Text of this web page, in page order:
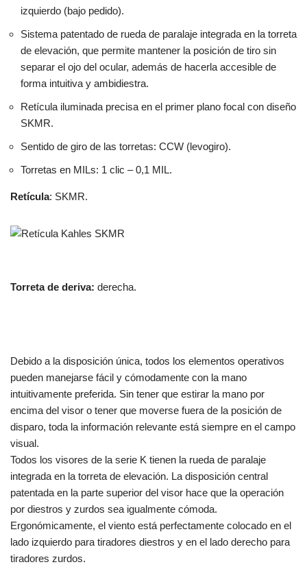
izquierdo (bajo pedido).
Sistema patentado de rueda de paralaje integrada en la torreta
de elevación, que permite mantener la posición de tiro sin
separar el ojo del ocular, además de hacerla accesible de
forma intuitiva y ambidiestra.
Retícula iluminada precisa en el primer plano focal con diseño
SKMR.
Sentido de giro de las torretas: CCW (levogiro).
Torretas en MILs: 1 clic – 0,1 MIL.
Retícula: SKMR.
Torreta de deriva: derecha.
Debido a la disposición única, todos los elementos operativos
pueden manejarse fácil y cómodamente con la mano
intuitivamente preferida. Sin tener que estirar la mano por
encima del visor o tener que moverse fuera de la posición de
disparo, toda la información relevante está siempre en el campo
visual.
Todos los visores de la serie K tienen la rueda de paralaje
integrada en la torreta de elevación. La disposición central
patentada en la parte superior del visor hace que la operación
por diestros y zurdos sea igualmente cómoda.
Ergonómicamente, el viento está perfectamente colocado en el
lado izquierdo para tiradores diestros y en el lado derecho para
tiradores zurdos.